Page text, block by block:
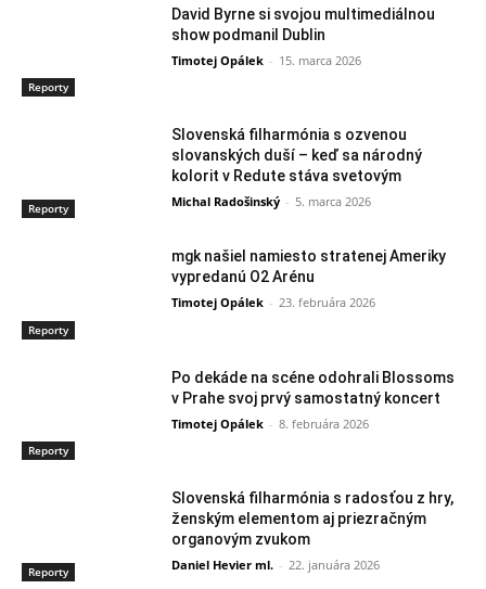
Reporty
David Byrne si svojou multimediálnou
show podmanil Dublin
Timotej Opálek - 15. marca 2026
Reporty
Slovenská filharmónia s ozvenou
slovanských duší – keď sa národný
kolorit v Redute stáva svetovým
Michal Radošinský - 5. marca 2026
Reporty
mgk našiel namiesto stratenej Ameriky
vypredanú O2 Arénu
Timotej Opálek - 23. februára 2026
Reporty
Po dekáde na scéne odohrali Blossoms
v Prahe svoj prvý samostatný koncert
Timotej Opálek - 8. februára 2026
Reporty
Slovenská filharmónia s radosťou z hry,
ženským elementom aj priezračným
organovým zvukom
Daniel Hevier ml. - 22. januára 2026